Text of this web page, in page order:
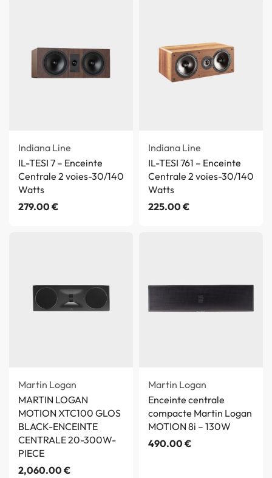
Indiana Line
IL-TESI 7 – Enceinte
Centrale 2 voies-30/140
Watts
279.00€
Indiana Line
IL-TESI 761 – Enceinte
Centrale 2 voies-30/140
Watts
225.00€
Martin Logan
MARTIN LOGAN
MOTION XTC100 GLOS
BLACK-ENCEINTE
CENTRALE 20-300W-
PIECE
2,060.00€
Martin Logan
Enceinte centrale
compacte Martin Logan
MOTION 8i – 130W
490.00€